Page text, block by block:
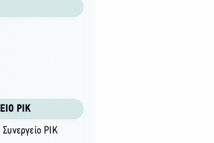
ΡΙΚ
ΡΙΚ